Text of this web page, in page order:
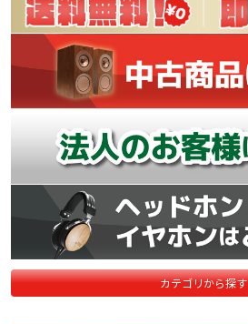
カテゴリから探す